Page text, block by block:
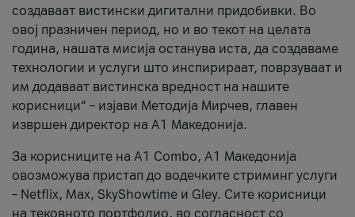
создаваат вистински дигитални придобивки. Во
овој празничен период, но и во текот на целата
година, нашата мисија останува иста, да создаваме
технологии и услуги што инспирираат, поврзуваат и
им додаваат вистинска вредност на нашите
корисници“ – изјави Методија Мирчев, главен
извршен директор на А1 Македонија.
За корисниците на A1 Combo, А1 Македонија
овозможува пристап до водечките стриминг услуги
– Netflix, Max, SkyShowtime и Gley. Сите корисници
на тековното портфолио, во согласност со